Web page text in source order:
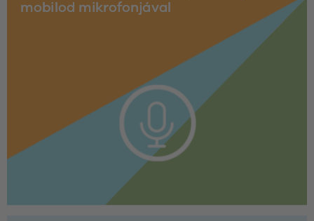
mobilod mikrofonjával